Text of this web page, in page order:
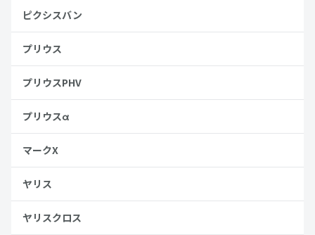
ピクシスバン
プリウス
プリウスPHV
プリウスα
マークX
ヤリス
ヤリスクロス